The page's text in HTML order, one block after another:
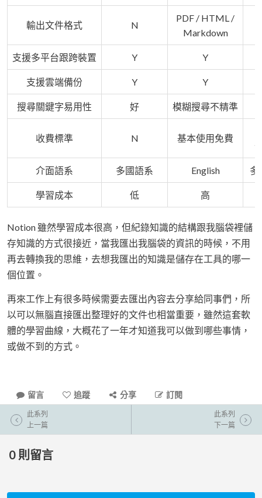
輸出文件格式 N
PDF / HTML /
Markdown
支援多平台跟跨裝置 Y Y
支援雲端備份 Y Y
搜尋關鍵字易用性 好 模糊搜尋不精準
收費標準 N 基本使用免費
介面語系 多國語系 English 多
學習成本 低 高
Notion 雖然學習成本很高，但紀錄知識的結構跟我腦袋裡儲
存知識的方式很接近，當我匯出我腦袋的資訊的時候，不用
再去轉換我的思維，去想我匯出的知識是儲存在工具的哪一
個位置。
再來工作上有很多時候需要去匯出內容去分享給同事們，所
以可以無腦直接匯出整理好的文件也相當重要，雖然這套軟
體的學習曲線，大概花了一年才知道我可以做到哪些事情，
或做不到的方式。
留言 追蹤 分享 訂閱
此系列
上一篇
此系列
下一篇
0 則留言